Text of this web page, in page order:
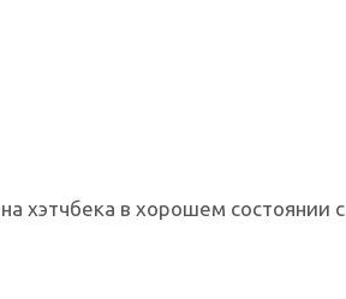
хэтчбека в хорошем состоянии с